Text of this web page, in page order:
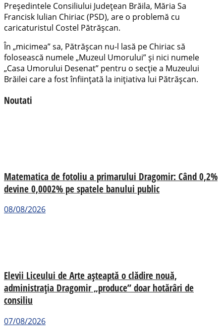
Președintele Consiliului Județean Brăila, Măria Sa
Francisk Iulian Chiriac (PSD), are o problemă cu
caricaturistul Costel Pătrășcan.
În „micimea” sa, Pătrășcan nu-l lasă pe Chiriac să
folosească numele „Muzeul Umorului” și nici numele
„Casa Umorului Desenat” pentru o secție a Muzeului
Brăilei care a fost înființată la inițiativa lui Pătrășcan.
Noutati
Matematica de fotoliu a primarului Dragomir: Când 0,2%
devine 0,0002% pe spatele banului public
08/08/2026
Elevii Liceului de Arte așteaptă o clădire nouă,
administrația Dragomir „produce” doar hotărâri de
consiliu
07/08/2026